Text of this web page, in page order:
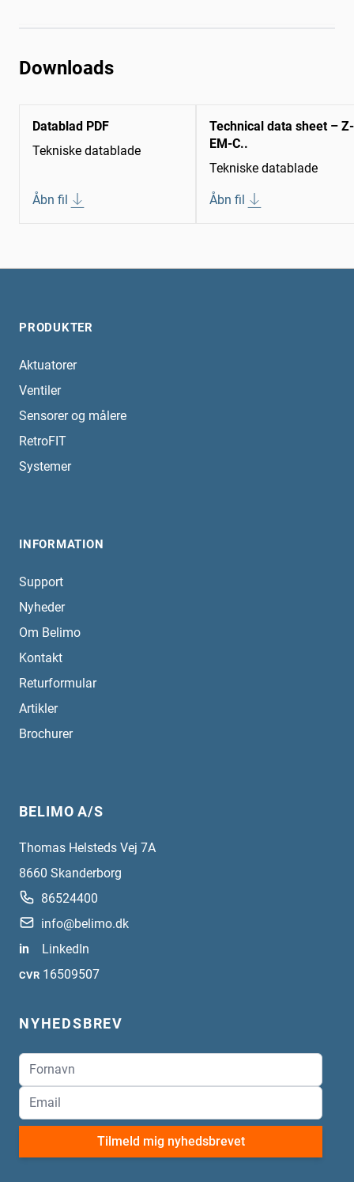
Downloads
Datablad PDF
Tekniske datablade
Åbn fil
Technical data sheet – Z-
EM-C..
Tekniske datablade
Åbn fil
PRODUKTER
Aktuatorer
Ventiler
Sensorer og målere
RetroFIT
Systemer
INFORMATION
Support
Nyheder
Om Belimo
Kontakt
Returformular
Artikler
Brochurer
BELIMO A/S
Thomas Helsteds Vej 7A
8660 Skanderborg
86524400
info@belimo.dk
in
LinkedIn
CVR 16509507
NYHEDSBREV
Tilmeld mig nyhedsbrevet